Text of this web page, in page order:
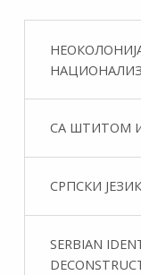
СА ШТИТОМ
СРПСКИ
SERBIAN